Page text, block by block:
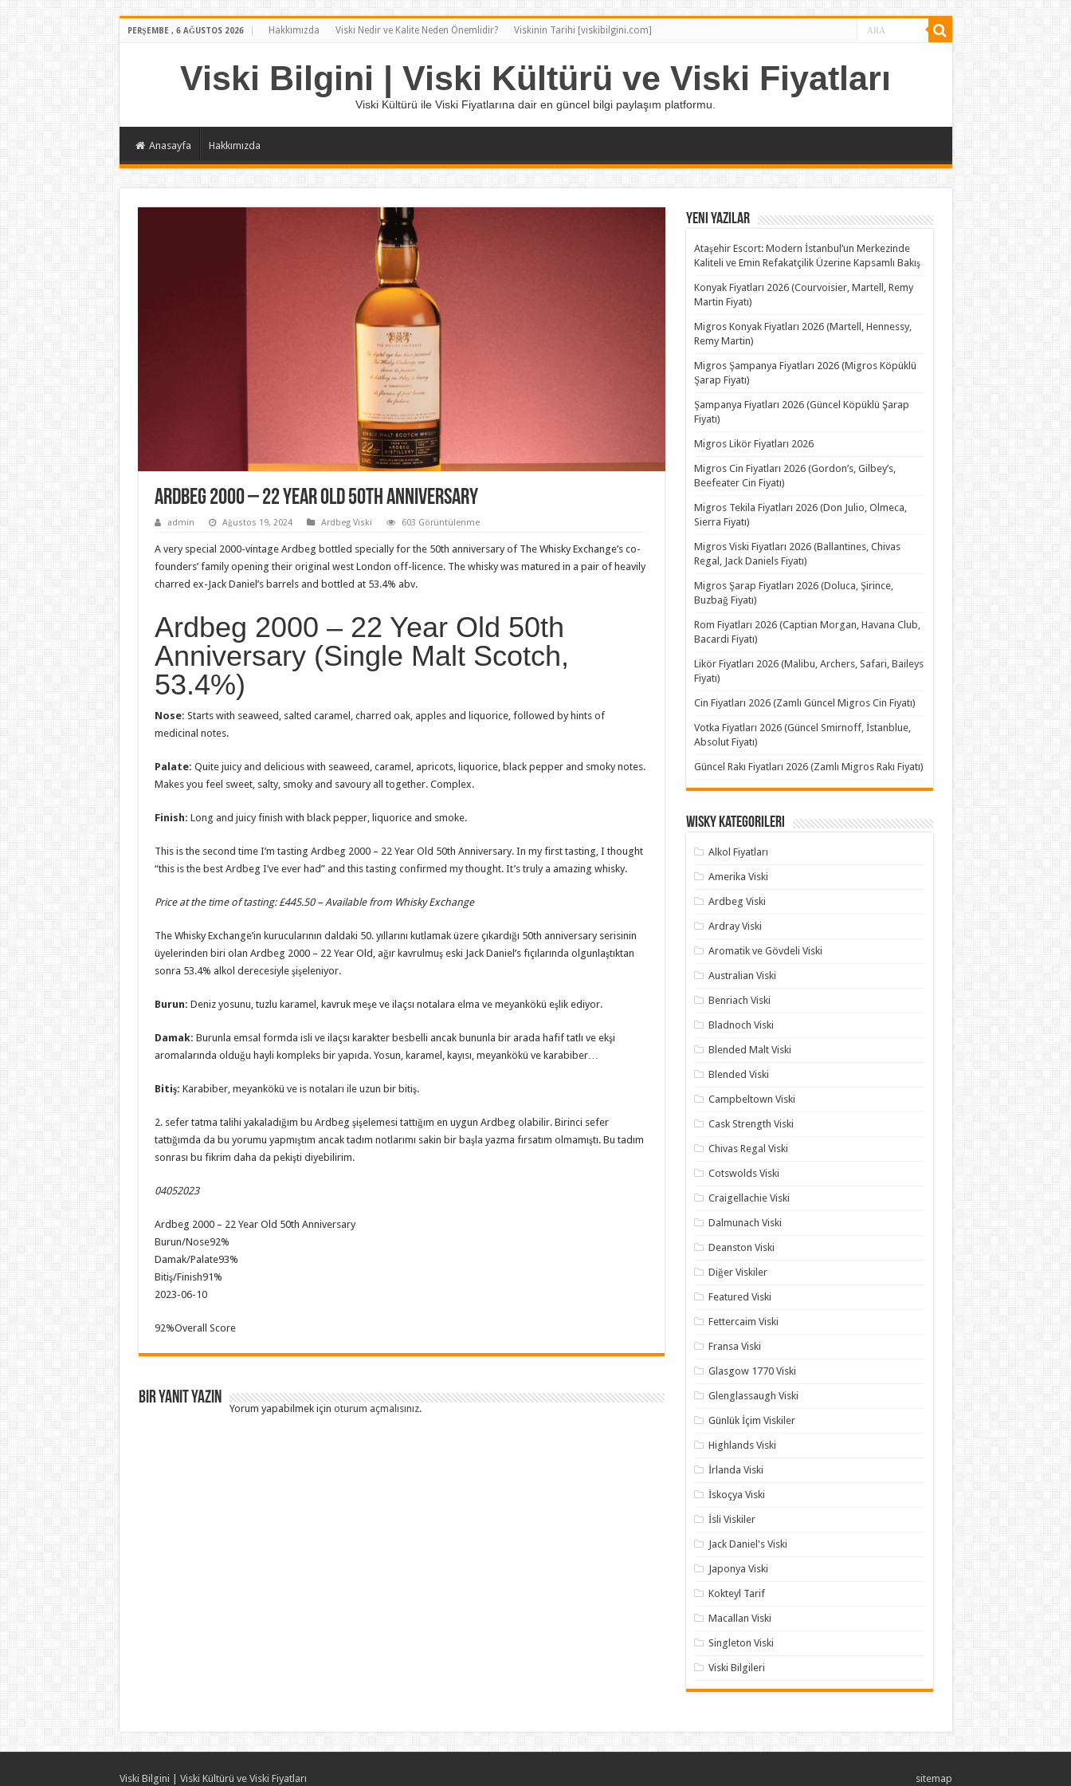
PERŞEMBE , 6 AĞUSTOS 2026 Hakkımızda Viski Nedir ve Kalite Neden Önemlidir? Viskinin Tarihi [viskibilgini.com]
Viski Bilgini | Viski Kültürü ve Viski Fiyatları
Viski Kültürü ile Viski Fiyatlarına dair en güncel bilgi paylaşım platformu.
Anasayfa Hakkımızda
Ardbeg 2000 – 22 Year Old 50th Anniversary
admin Ağustos 19, 2024 Ardbeg Viski 603 Görüntülenme
A very special 2000-vintage Ardbeg bottled specially for the 50th anniversary of The Whisky Exchange’s co-
founders’ family opening their original west London off-licence. The whisky was matured in a pair of heavily
charred ex-Jack Daniel’s barrels and bottled at 53.4% abv.
Ardbeg 2000 – 22 Year Old 50th
Anniversary (Single Malt Scotch,
53.4%)
Nose: Starts with seaweed, salted caramel, charred oak, apples and liquorice, followed by hints of
medicinal notes.
Palate: Quite juicy and delicious with seaweed, caramel, apricots, liquorice, black pepper and smoky notes.
Makes you feel sweet, salty, smoky and savoury all together. Complex.
Finish: Long and juicy finish with black pepper, liquorice and smoke.
This is the second time I’m tasting Ardbeg 2000 – 22 Year Old 50th Anniversary. In my first tasting, I thought
“this is the best Ardbeg I’ve ever had” and this tasting confirmed my thought. It’s truly a amazing whisky.
Price at the time of tasting: £445.50 – Available from Whisky Exchange
The Whisky Exchange’in kurucularının daldaki 50. yıllarını kutlamak üzere çıkardığı 50th anniversary serisinin
üyelerinden biri olan Ardbeg 2000 – 22 Year Old, ağır kavrulmuş eski Jack Daniel’s fıçılarında olgunlaştıktan
sonra 53.4% alkol derecesiyle şişeleniyor.
Burun: Deniz yosunu, tuzlu karamel, kavruk meşe ve ilaçsı notalara elma ve meyankökü eşlik ediyor.
Damak: Burunla emsal formda isli ve ilaçsı karakter besbelli ancak bununla bir arada hafif tatlı ve ekşi
aromalarında olduğu hayli kompleks bir yapıda. Yosun, karamel, kayısı, meyankökü ve karabiber…
Bitiş: Karabiber, meyankökü ve is notaları ile uzun bir bitiş.
2. sefer tatma talihi yakaladığım bu Ardbeg şişelemesi tattığım en uygun Ardbeg olabilir. Birinci sefer
tattığımda da bu yorumu yapmıştım ancak tadım notlarımı sakin bir başla yazma fırsatım olmamıştı. Bu tadım
sonrası bu fikrim daha da pekişti diyebilirim.
04052023
Ardbeg 2000 – 22 Year Old 50th Anniversary
Burun/Nose92%
Damak/Palate93%
Bitiş/Finish91%
2023-06-10
92%Overall Score
Bir yanıt yazın
Yorum yapabilmek için oturum açmalısınız.
Yeni Yazılar
Ataşehir Escort: Modern İstanbul’un Merkezinde
Kaliteli ve Emin Refakatçilik Üzerine Kapsamlı Bakış
Konyak Fiyatları 2026 (Courvoisier, Martell, Remy
Martin Fiyatı)
Migros Konyak Fiyatları 2026 (Martell, Hennessy,
Remy Martin)
Migros Şampanya Fiyatları 2026 (Migros Köpüklü
Şarap Fiyatı)
Şampanya Fiyatları 2026 (Güncel Köpüklü Şarap
Fiyatı)
Migros Likör Fiyatları 2026
Migros Cin Fiyatları 2026 (Gordon’s, Gilbey’s,
Beefeater Cin Fiyatı)
Migros Tekila Fiyatları 2026 (Don Julio, Olmeca,
Sierra Fiyatı)
Migros Viski Fiyatları 2026 (Ballantines, Chivas
Regal, Jack Daniels Fiyatı)
Migros Şarap Fiyatları 2026 (Doluca, Şirince,
Buzbağ Fiyatı)
Rom Fiyatları 2026 (Captian Morgan, Havana Club,
Bacardi Fiyatı)
Likör Fiyatları 2026 (Malibu, Archers, Safari, Baileys
Fiyatı)
Cin Fiyatları 2026 (Zamlı Güncel Migros Cin Fiyatı)
Votka Fiyatları 2026 (Güncel Smirnoff, İstanblue,
Absolut Fiyatı)
Güncel Rakı Fiyatları 2026 (Zamlı Migros Rakı Fiyatı)
Wisky Kategorileri
Alkol Fiyatları
Amerika Viski
Ardbeg Viski
Ardray Viski
Aromatik ve Gövdeli Viski
Australian Viski
Benriach Viski
Bladnoch Viski
Blended Malt Viski
Blended Viski
Campbeltown Viski
Cask Strength Viski
Chivas Regal Viski
Cotswolds Viski
Craigellachie Viski
Dalmunach Viski
Deanston Viski
Diğer Viskiler
Featured Viski
Fettercaim Viski
Fransa Viski
Glasgow 1770 Viski
Glenglassaugh Viski
Günlük İçim Viskiler
Highlands Viski
İrlanda Viski
İskoçya Viski
İsli Viskiler
Jack Daniel's Viski
Japonya Viski
Kokteyl Tarif
Macallan Viski
Singleton Viski
Viski Bilgileri
sitemap
Viski Bilgini | Viski Kültürü ve Viski Fiyatları